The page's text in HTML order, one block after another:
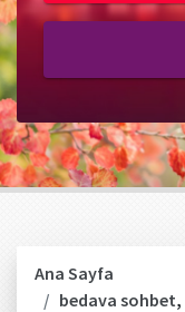
Ana Sayfa
bedava sohbet,